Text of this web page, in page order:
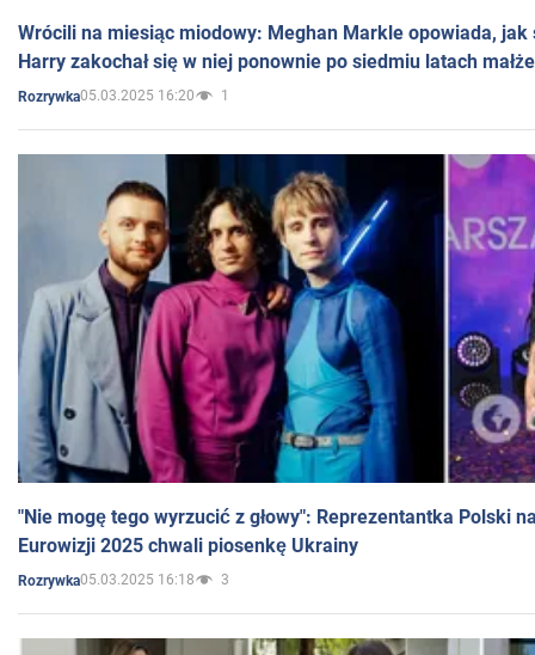
Wrócili na miesiąc miodowy: Meghan Markle opowiada, jak
Harry zakochał się w niej ponownie po siedmiu latach
Rozrywka05.03.2025 16:20 1
"Nie mogę tego wyrzucić z głowy": Reprezentantka Polski
Eurowizji 2025 chwali piosenkę Ukrainy
Rozrywka05.03.2025 16:18 3